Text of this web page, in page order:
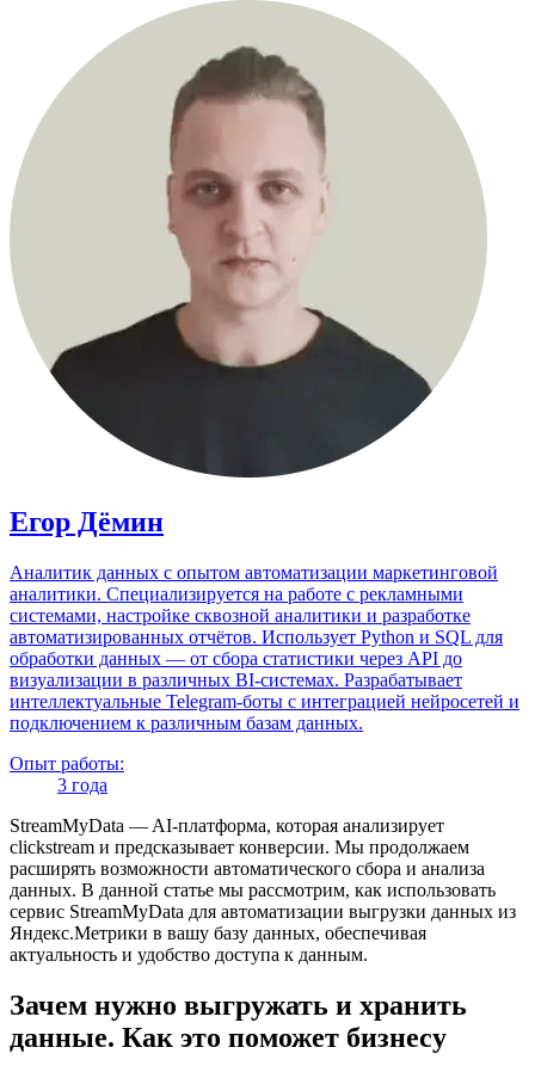
Егор Дёмин
Аналитик данных с опытом автоматизации маркетинговой
аналитики. Специализируется на работе с рекламными
системами, настройке сквозной аналитики и разработке
автоматизированных отчётов. Использует Python и SQL для
обработки данных — от сбора статистики через API до
визуализации в различных BI-системах. Разрабатывает
интеллектуальные Telegram-боты с интеграцией нейросетей и
подключением к различным базам данных.
Опыт работы:
3 года
StreamMyData — AI-платформа, которая анализирует
clickstream и предсказывает конверсии. Мы продолжаем
расширять возможности автоматического сбора и анализа
данных. В данной статье мы рассмотрим, как использовать
сервис StreamMyData для автоматизации выгрузки данных из
Яндекс.Метрики в вашу базу данных, обеспечивая
актуальность и удобство доступа к данным.
Зачем нужно выгружать и хранить
данные. Как это поможет бизнесу